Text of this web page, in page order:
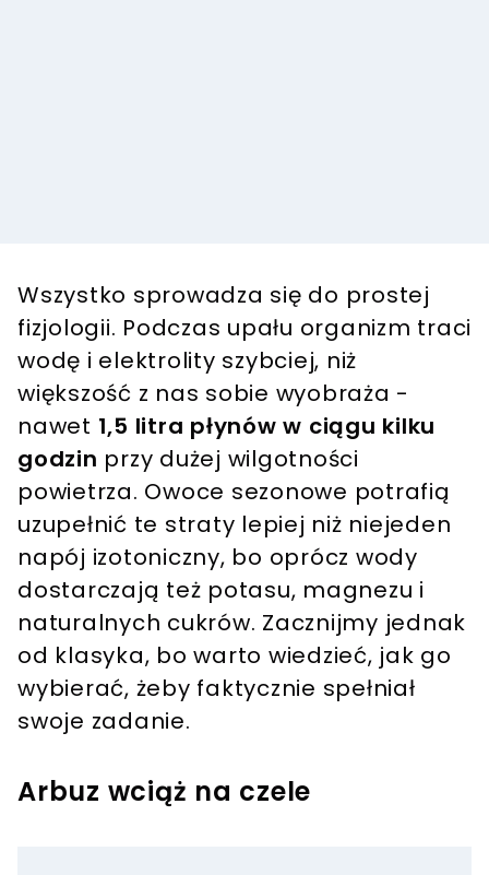
Wszystko sprowadza się do prostej
fizjologii. Podczas upału organizm traci
wodę i elektrolity szybciej, niż
większość z nas sobie wyobraża -
nawet 1,5 litra płynów w ciągu kilku
godzin przy dużej wilgotności
powietrza. Owoce sezonowe potrafią
uzupełnić te straty lepiej niż niejeden
napój izotoniczny, bo oprócz wody
dostarczają też potasu, magnezu i
naturalnych cukrów. Zacznijmy jednak
od klasyka, bo warto wiedzieć, jak go
wybierać, żeby faktycznie spełniał
swoje zadanie.
Arbuz wciąż na czele